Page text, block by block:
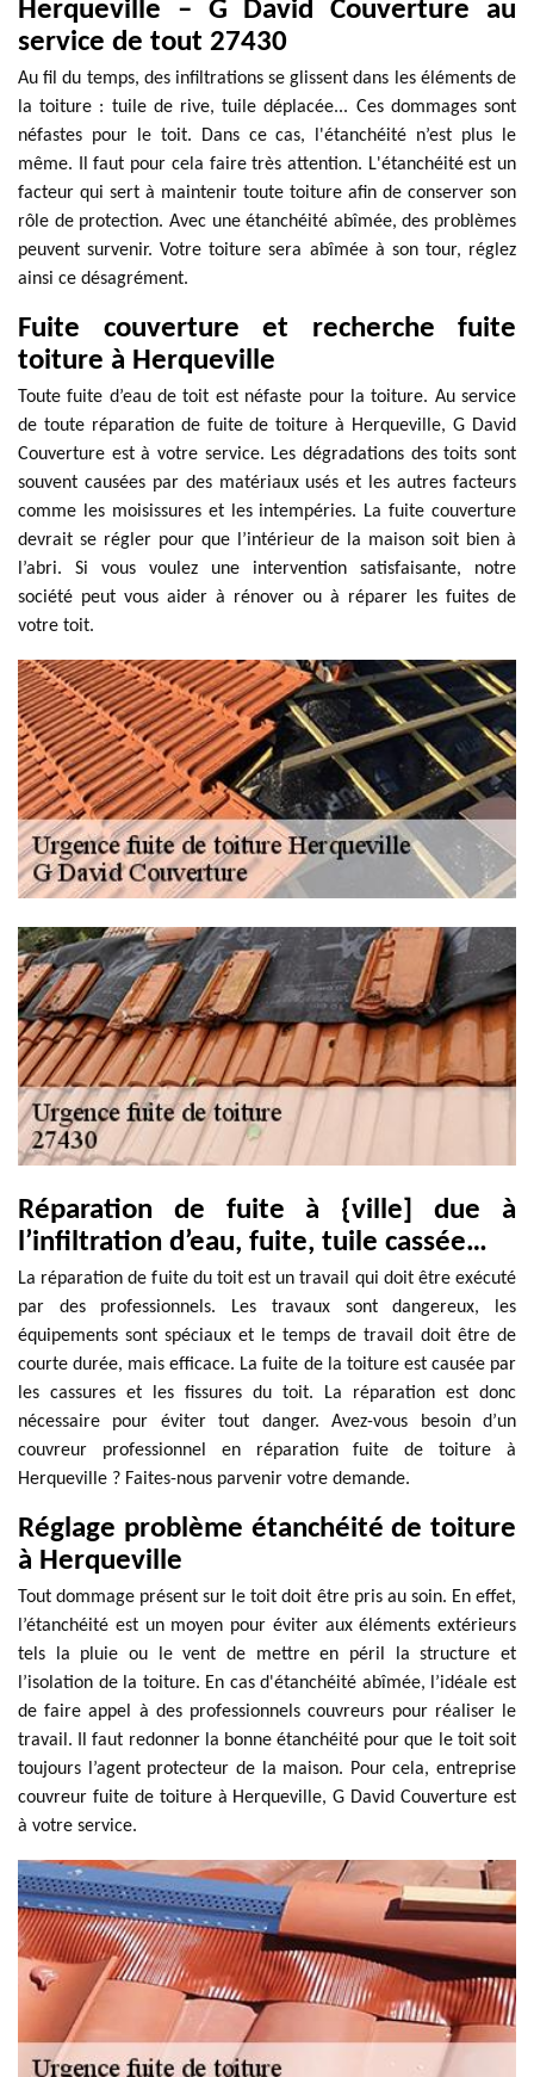
Herqueville – G David Couverture au
service de tout 27430
Au fil du temps, des infiltrations se glissent dans les éléments de
la toiture : tuile de rive, tuile déplacée... Ces dommages sont
néfastes pour le toit. Dans ce cas, l'étanchéité n’est plus le
même. Il faut pour cela faire très attention. L'étanchéité est un
facteur qui sert à maintenir toute toiture afin de conserver son
rôle de protection. Avec une étanchéité abîmée, des problèmes
peuvent survenir. Votre toiture sera abîmée à son tour, réglez
ainsi ce désagrément.
Fuite couverture et recherche fuite
toiture à Herqueville
Toute fuite d’eau de toit est néfaste pour la toiture. Au service
de toute réparation de fuite de toiture à Herqueville, G David
Couverture est à votre service. Les dégradations des toits sont
souvent causées par des matériaux usés et les autres facteurs
comme les moisissures et les intempéries. La fuite couverture
devrait se régler pour que l’intérieur de la maison soit bien à
l’abri. Si vous voulez une intervention satisfaisante, notre
société peut vous aider à rénover ou à réparer les fuites de
votre toit.
Réparation de fuite à {ville] due à
l’infiltration d’eau, fuite, tuile cassée…
La réparation de fuite du toit est un travail qui doit être exécuté
par des professionnels. Les travaux sont dangereux, les
équipements sont spéciaux et le temps de travail doit être de
courte durée, mais efficace. La fuite de la toiture est causée par
les cassures et les fissures du toit. La réparation est donc
nécessaire pour éviter tout danger. Avez-vous besoin d’un
couvreur professionnel en réparation fuite de toiture à
Herqueville ? Faites-nous parvenir votre demande.
Réglage problème étanchéité de toiture
à Herqueville
Tout dommage présent sur le toit doit être pris au soin. En effet,
l’étanchéité est un moyen pour éviter aux éléments extérieurs
tels la pluie ou le vent de mettre en péril la structure et
l’isolation de la toiture. En cas d'étanchéité abîmée, l’idéale est
de faire appel à des professionnels couvreurs pour réaliser le
travail. Il faut redonner la bonne étanchéité pour que le toit soit
toujours l’agent protecteur de la maison. Pour cela, entreprise
couvreur fuite de toiture à Herqueville, G David Couverture est
à votre service.